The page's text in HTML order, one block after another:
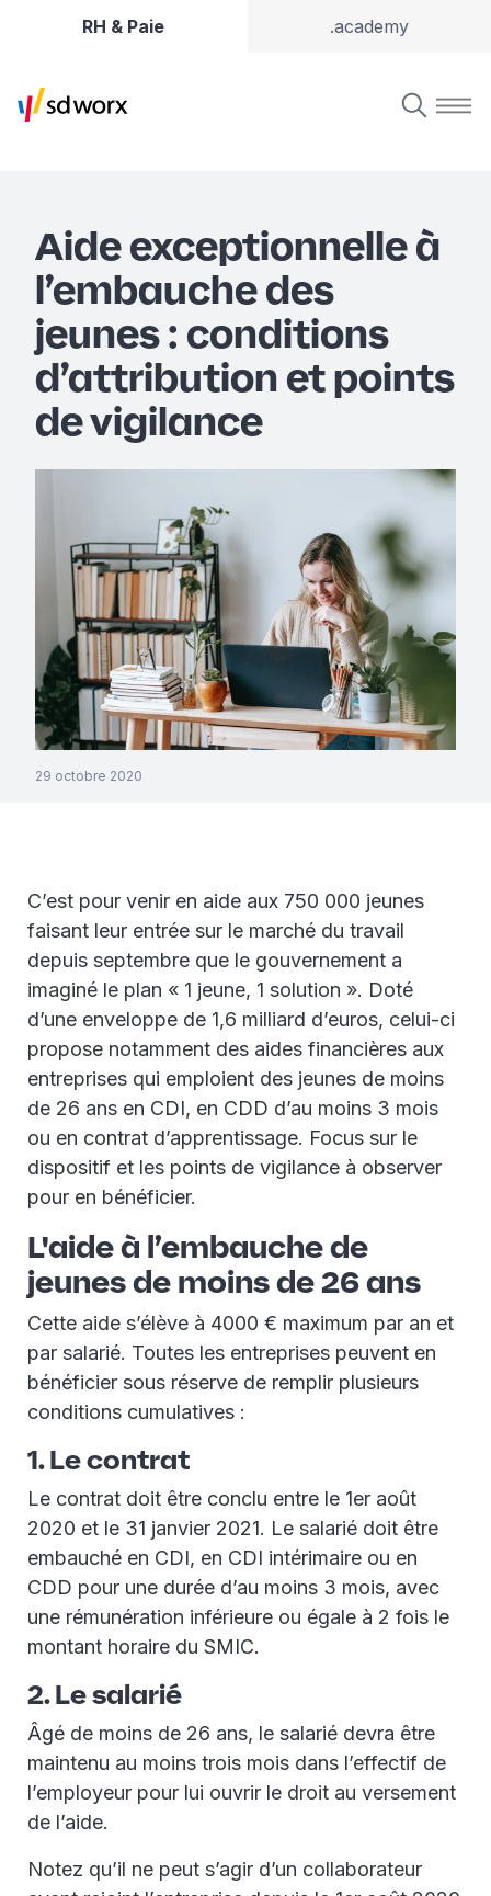
RH & Paie .academy
Aide exceptionnelle à
l’embauche des
jeunes : conditions
d’attribution et points
de vigilance
29 octobre 2020
C’est pour venir en aide aux 750 000 jeunes
faisant leur entrée sur le marché du travail
depuis septembre que le gouvernement a
imaginé le plan « 1 jeune, 1 solution ». Doté
d’une enveloppe de 1,6 milliard d’euros, celui-ci
propose notamment des aides financières aux
entreprises qui emploient des jeunes de moins
de 26 ans en CDI, en CDD d’au moins 3 mois
ou en contrat d’apprentissage. Focus sur le
dispositif et les points de vigilance à observer
pour en bénéficier.
L'aide à l’embauche de
jeunes de moins de 26 ans
Cette aide s’élève à 4000 € maximum par an et
par salarié. Toutes les entreprises peuvent en
bénéficier sous réserve de remplir plusieurs
conditions cumulatives :
1. Le contrat
Le contrat doit être conclu entre le 1er août
2020 et le 31 janvier 2021. Le salarié doit être
embauché en CDI, en CDI intérimaire ou en
CDD pour une durée d’au moins 3 mois, avec
une rémunération inférieure ou égale à 2 fois le
montant horaire du SMIC.
2. Le salarié
Âgé de moins de 26 ans, le salarié devra être
maintenu au moins trois mois dans l’effectif de
l’employeur pour lui ouvrir le droit au versement
de l’aide.
Notez qu’il ne peut s’agir d’un collaborateur